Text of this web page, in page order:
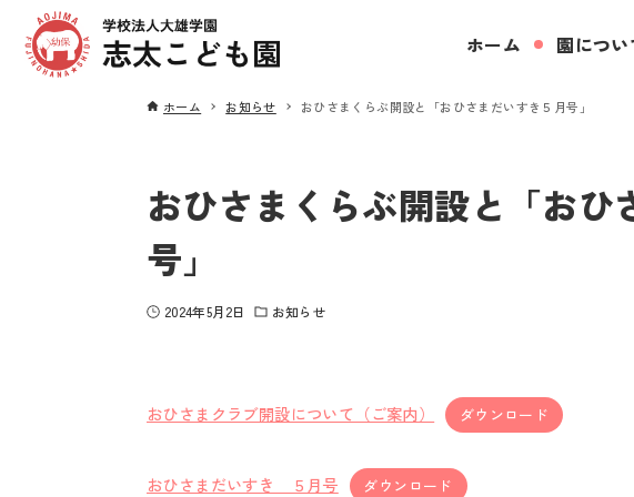
ホーム 園につい
ホーム お知らせ おひさまくらぶ開設と「おひさまだいすき５月号」
おひさまくらぶ開設と「おひ
号」
2024年5月2日 お知らせ
おひさまクラブ開設について（ご案内） ダウンロード
おひさまだいすき ５月号 ダウンロード